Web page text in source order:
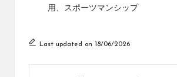
用、スポーツマンシップ
Last updated on 18/06/2026